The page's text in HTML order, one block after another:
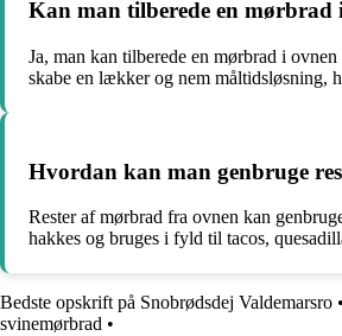
Kan man tilberede en mørbrad
Ja, man kan tilberede en mørbrad i
skabe en lækker og nem måltidsløsning,
Hvordan kan man genbruge
Rester af mørbrad fra ovnen kan
hakkes og bruges i fyld til tacos,
Bedste opskrift på Snobrødsdej Valdemarsro •
svinemørbrad •